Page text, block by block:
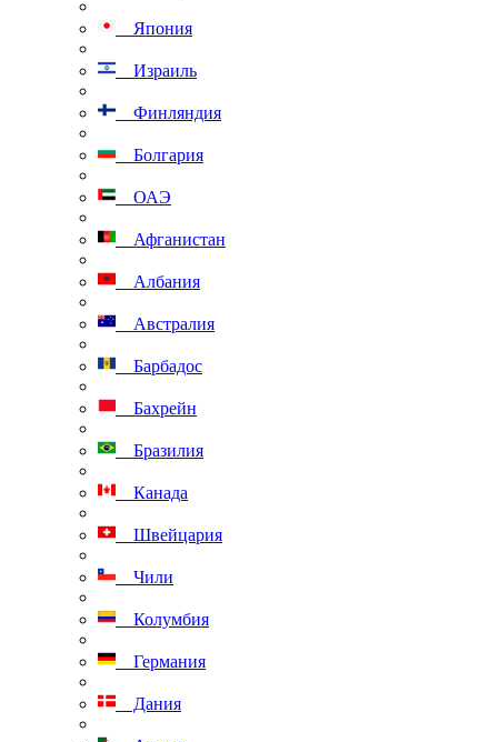
Япония
Израиль
Финляндия
Болгария
ОАЭ
Афганистан
Албания
Австралия
Барбадос
Бахрейн
Бразилия
Канада
Швейцария
Чили
Колумбия
Германия
Дания